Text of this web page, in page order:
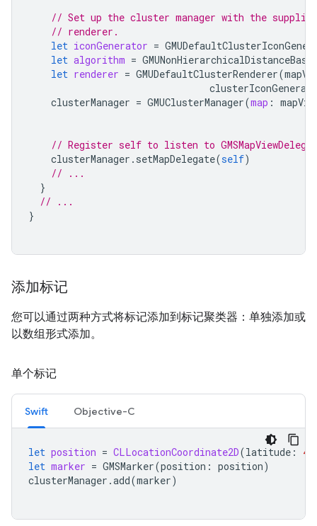
// Set up the cluster manager with the
// renderer.
let iconGenerator =
let algorithm =
let renderer = GMUDefaultClusterRenderer(
clusterManager = GMUClusterManager(map :
// Register self to listen to
clusterManager . setMapDelegate(self)
// ...
}
// ...
}
添加标记
您可以通过两种方式将标记添加到标记聚类器：单独添加或
以数组形式添加。
单个标记
Swift Objective-C
let position = CLLocationCoordinate2D(latitude :
let marker = GMSMarker(position : position)
clusterManager .add(marker)